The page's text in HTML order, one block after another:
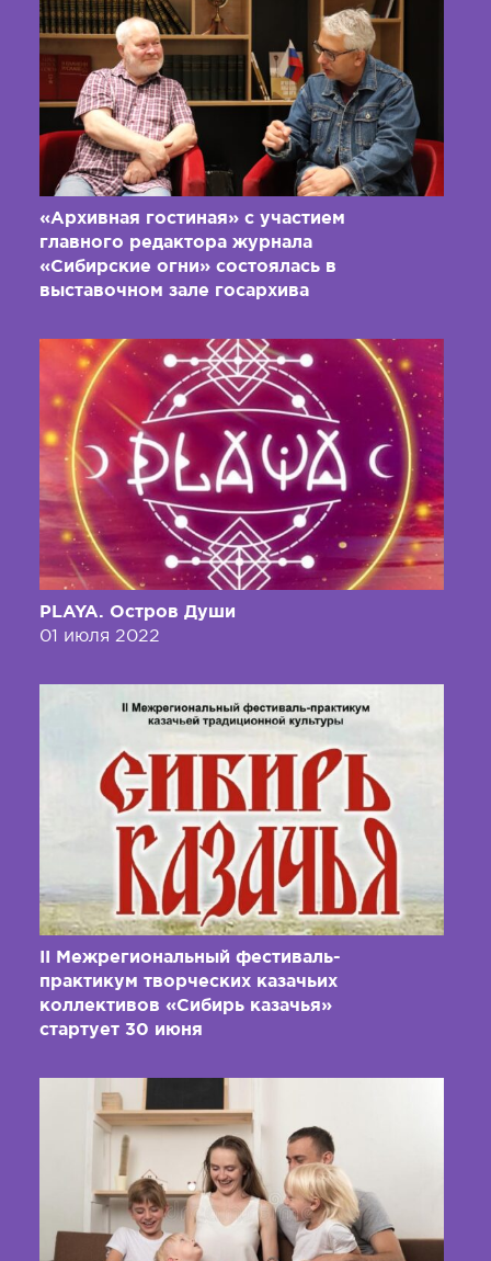
«Архивная гостиная» с участием
главного редактора журнала
«Сибирские огни» состоялась в
выставочном зале госархива
PLAYA. Остров Души
01 июля 2022
II Межрегиональный фестиваль-
практикум творческих казачьих
коллективов «Сибирь казачья»
стартует 30 июня